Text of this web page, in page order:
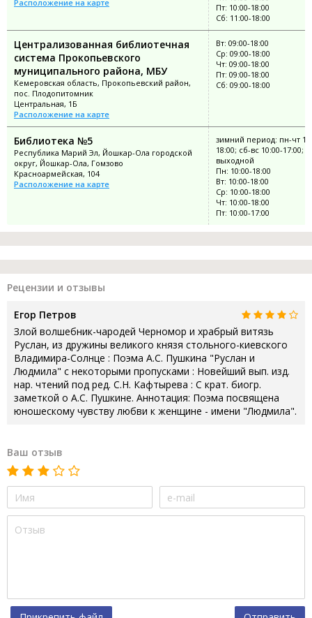
Расположение на карте
Пт: 10:00-18:00
Сб: 11:00-18:00
Централизованная библиотечная
система Прокопьевского
муниципального района, МБУ
Кемеровская область, Прокопьевский район,
пос. Плодопитомник
Центральная, 1Б
Расположение на карте
Вт: 09:00-18:00
Ср: 09:00-18:00
Чт: 09:00-18:00
Пт: 09:00-18:00
Сб: 09:00-18:00
Библиотека №5
Республика Марий Эл, Йошкар-Ола городской
округ, Йошкар-Ола, Гомзово
Красноармейская, 104
Расположение на карте
зимний период: пн-чт
18:00; сб-вс 10:00-17:00;
выходной
Пн: 10:00-18:00
Вт: 10:00-18:00
Ср: 10:00-18:00
Чт: 10:00-18:00
Пт: 10:00-17:00
Рецензии и отзывы
Егор Петров
Злой волшебник-чародей Черномор и храбрый витязь
Руслан, из дружины великого князя стольного-киевского
Владимира-Солнце : Поэма А.С. Пушкина "Руслан и
Людмила" с некоторыми пропусками : Новейший вып. изд.
нар. чтений под ред. С.Н. Кафтырева : С крат. биогр.
заметкой о А.С. Пушкине. Аннотация: Поэма посвящена
юношескому чувству любви к женщине - имени "Людмила".
Ваш отзыв